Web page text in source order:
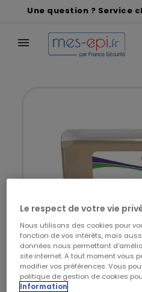
Une question ? Service
Le respect de votre vie
Nous utilisons des cookies pour
fonction de vos intérêts, mais
données nous permettant
site internet. A tout moment vous
modifier vos préférences. Vous
politique de gestion de cookies
Information